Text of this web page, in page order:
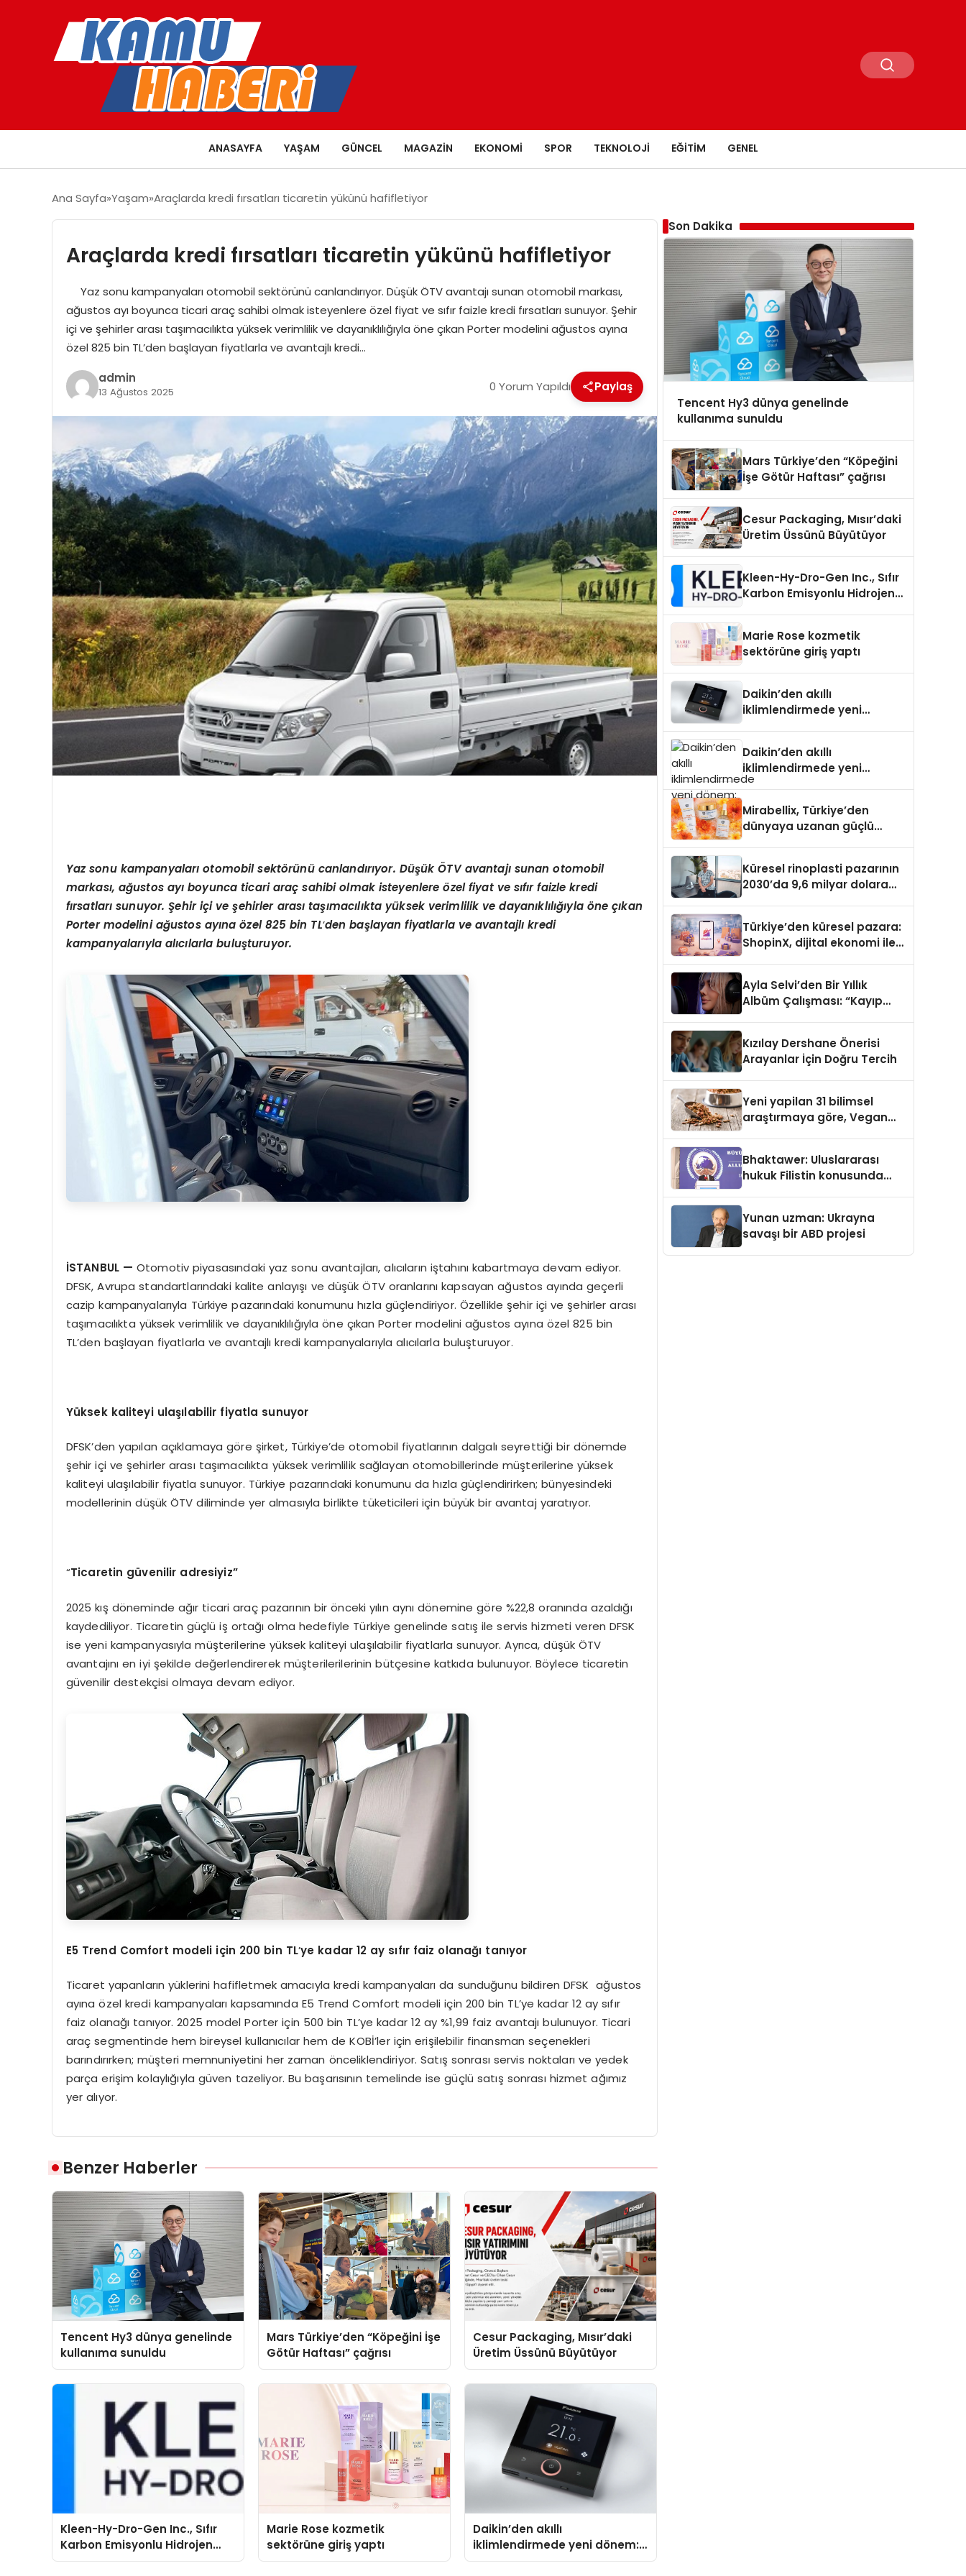
ANASAYFA YAŞAM GÜNCEL MAGAZIN EKONOMI SPOR TEKNOLOJI EĞITIM GENEL
Ana Sayfa Yaşam Araçlarda kredi fırsatları ticaretin yükünü hafifletiyor
Araçlarda kredi fırsatları ticaretin yükünü hafifletiyor
Yaz sonu kampanyaları otomobil sektörünü canlandırıyor. Düşük ÖTV avantajı sunan otomobil markası,
ağustos ayı boyunca ticari araç sahibi olmak isteyenlere özel fiyat ve sıfır faizle kredi fırsatları sunuyor. Şehir
içi ve şehirler arası taşımacılıkta yüksek verimlilik ve dayanıklılığıyla öne çıkan Porter modelini ağustos ayına
özel 825 bin TL’den başlayan fiyatlarla ve avantajlı kredi…
admin
13 Ağustos 2025 0 Yorum Yapıldı Paylaş
Yaz sonu kampanyaları otomobil sektörünü canlandırıyor. Düşük ÖTV avantajı sunan otomobil
markası, ağustos ayı boyunca ticari araç sahibi olmak isteyenlereözel fiyat ve sıfır faizle kredi
fırsatları sunuyor. Şehir içi ve şehirler arası taşımacılıkta yüksek verimlilik ve dayanıklılığıyla öne çıkan
Porter modelini ağustos ayınaözel 825 bin TL’den başlayan fiyatlarla ve avantajlı kredi
kampanyalarıyla alıcılarla buluşturuyor.
İSTANBUL — Otomotiv piyasasındaki yaz sonu avantajları, alıcıların iştahını kabartmaya devam ediyor.
DFSK, Avrupa standartlarındaki kalite anlayışı ve düşük ÖTV oranlarını kapsayan ağustos ayında geçerli
cazip kampanyalarıyla Türkiye pazarındaki konumunu hızla güçlendiriyor. Özellikle şehir içi ve şehirler arası
taşımacılıkta yüksek verimlilik ve dayanıklılığıyla öne çıkan Porter modelini ağustos ayına özel 825 bin
TL’den başlayan fiyatlarla ve avantajlı kredi kampanyalarıyla alıcılarla buluşturuyor.
Yüksek kaliteyi ulaşılabilir fiyatla sunuyor
DFSK’den yapılan açıklamaya göre şirket, Türkiye’de otomobil fiyatlarının dalgalı seyrettiği bir dönemde
şehir içi ve şehirler arası taşımacılıkta yüksek verimlilik sağlayan otomobillerinde müşterilerine yüksek
kaliteyi ulaşılabilir fiyatla sunuyor. Türkiye pazarındaki konumunu da hızla güçlendirirken; bünyesindeki
modellerinin düşük ÖTV diliminde yer almasıyla birlikte tüketicileri için büyük bir avantaj yaratıyor.
“Ticaretin güvenilir adresiyiz”
2025 kış döneminde ağır ticari araç pazarının bir önceki yılın aynı dönemine göre %22,8 oranında azaldığı
kaydediliyor. Ticaretin güçlü iş ortağı olma hedefiyle Türkiye genelinde satış ile servis hizmeti veren DFSK
ise yeni kampanyasıyla müşterilerine yüksek kaliteyi ulaşılabilir fiyatlarla sunuyor. Ayrıca, düşük ÖTV
avantajını en iyi şekilde değerlendirerek müşterilerilerinin bütçesine katkıda bulunuyor. Böylece ticaretin
güvenilir destekçisi olmaya devam ediyor.
E5 Trend Comfort modeli için 200 bin TL’ye kadar 12 ay sıfır faiz olanağı tanıyor
Ticaret yapanların yüklerini hafifletmek amacıyla kredi kampanyaları da sunduğunu bildiren DFSK ağustos
ayına özel kredi kampanyaları kapsamında E5 Trend Comfort modeli için 200 bin TL’ye kadar 12 ay sıfır
faiz olanağı tanıyor. 2025 model Porter için 500 bin TL’ye kadar 12 ay %1,99 faiz avantajı bulunuyor. Ticari
araç segmentinde hem bireysel kullanıcılar hem de KOBİ’ler için erişilebilir finansman seçenekleri
barındırırken; müşteri memnuniyetini her zaman önceliklendiriyor. Satış sonrası servis noktaları ve yedek
parça erişim kolaylığıyla güven tazeliyor. Bu başarısının temelinde ise güçlü satış sonrası hizmet ağımız
yer alıyor.
Benzer Haberler
Tencent Hy3 dünya genelinde
kullanıma sunuldu
Mars Türkiye’den “Köpeğini İşe
Götür Haftası” çağrısı
Cesur Packaging, Mısır’daki
Üretim Üssünü Büyütüyor
Kleen-Hy-Dro-Gen Inc., Sıfır
Karbon Emisyonlu Hidrojen
Isıtma Teknolojisinde ISO ve
Marie Rose kozmetik
sektörüne giriş yaptı
Daikin’den akıllı
iklimlendirmede yeni dönem:
Madoka Plus Türkiye’de
Son Dakika
Tencent Hy3 dünya genelinde
kullanıma sunuldu
Mars Türkiye’den “Köpeğini
İşe Götür Haftası” çağrısı
Cesur Packaging, Mısır’daki
Üretim Üssünü Büyütüyor
Kleen-Hy-Dro-Gen Inc., Sıfır
Karbon Emisyonlu Hidrojen
Aldı
Marie Rose kozmetik
sektörüne giriş yaptı
Daikin’den akıllı
iklimlendirmede yeni
Daikin’den akıllı
iklimlendirmede yeni
dönem: Madoka Plus
Mirabellix, Türkiye’den
dünyaya uzanan güçlü
Küresel rinoplasti pazarının
2030’da 9,6 milyar dolara
Türkiye’den küresel pazara:
ShopinX, dijital ekonomi ile
Ayla Selvi’den Bir Yıllık
Albüm Çalışması: “Kayıp
Kızılay Dershane Önerisi
Arayanlar İçin Doğru Tercih
Yeni yapilan 31 bilimsel
araştırmaya göre, Vegan
Sindirildiğini Ortaya Koydu
Bhaktawer: Uluslararası
hukuk Filistin konusunda
Yunan uzman: Ukrayna
savaşı bir ABD projesi